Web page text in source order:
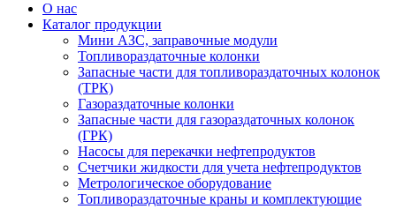
О нас
Каталог продукции
Мини АЗС, заправочные модули
Топливораздаточные колонки
Запасные части для топливораздаточных колонок
(ТРК)
Газораздаточные колонки
Запасные части для газораздаточных колонок
(ГРК)
Насосы для перекачки нефтепродуктов
Счетчики жидкости для учета нефтепродуктов
Метрологическое оборудование
Топливораздаточные краны и комплектующие